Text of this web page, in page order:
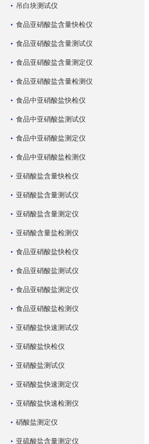
吊白块测试仪
食品亚硝酸盐含量快检仪
食品亚硝酸盐含量测试仪
食品亚硝酸盐含量测定仪
食品亚硝酸盐含量检测仪
食品中亚硝酸盐快检仪
食品中亚硝酸盐测试仪
食品中亚硝酸盐测定仪
食品中亚硝酸盐检测仪
亚硝酸盐含量快检仪
亚硝酸盐含量测试仪
亚硝酸盐含量测定仪
亚硝酸含量盐检测仪
食品亚硝酸盐快检仪
食品亚硝酸盐测试仪
食品亚硝酸盐测定仪
食品亚硝酸盐检测仪
亚硝酸盐快速测试仪
亚硝酸盐快检仪
亚硝酸盐测试仪
亚硝酸盐快速测定仪
亚硝酸盐快速检测仪
硝酸盐测定仪
亚硫酸盐含量测定仪